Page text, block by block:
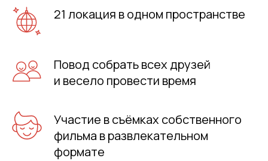
21 локация в одном пространстве
Повод собрать всех друзей
и весело провести время
Участие в съёмках собственного
фильма в развлекательном
формате